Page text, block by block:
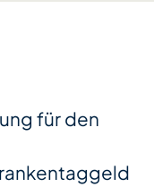
für den